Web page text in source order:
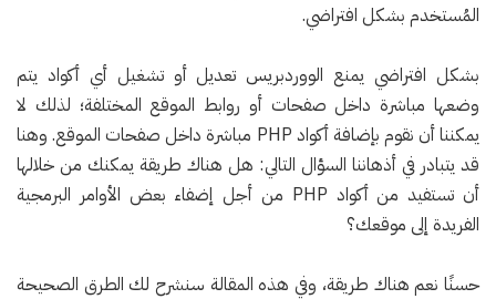
المُستخدم بشكل افتراضي.
بشكل افتراضي يمنع الووردبريس تعديل أو تشغيل أي أكواد يتم
وضعها مباشرة داخل صفحات أو روابط الموقع المختلفة؛ لذلك لا
يمكننا أن نقوم بإضافة أكواد PHP مباشرة داخل صفحات الموقع. وهنا
قد يتبادر في أذهاننا السؤال التالي: هل هناك طريقة يمكنك من خلالها
أن تستفيد من أكواد PHP من أجل إضفاء بعض الأوامر البرمجية
الفريدة إلى موقعك؟
حسنًا نعم هناك طريقة، وفي هذه المقالة سنشرح لك الطرق الصحيحة